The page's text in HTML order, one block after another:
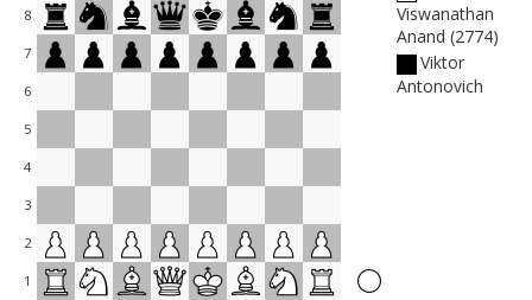
8
7
6
5
4
3
2
1
Viswanathan
Anand 2774
Viktor
Antonovich